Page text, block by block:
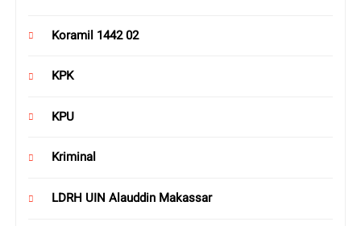
Koramil 1442 02
KPK
KPU
Kriminal
LDRH UIN Alauddin Makassar